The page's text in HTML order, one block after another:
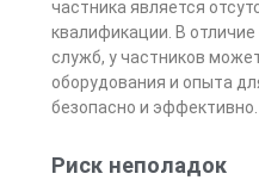
частника является
квалификации. В
служб, у частников
оборудования и опыта
безопасно и эффективно.
Риск неполадок